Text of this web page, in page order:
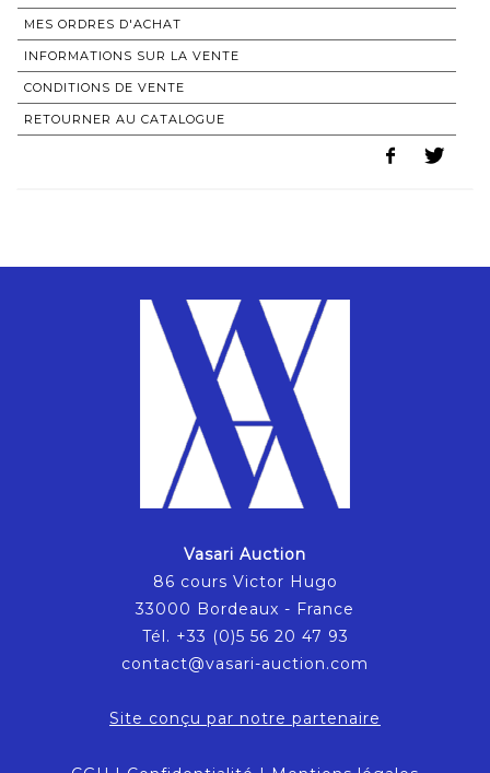
MES ORDRES D'ACHAT
INFORMATIONS SUR LA VENTE
CONDITIONS DE VENTE
RETOURNER AU CATALOGUE
Vasari Auction
86 cours Victor Hugo
33000 Bordeaux - France
Tél. +33 (0)5 56 20 47 93
contact@vasari-auction.com
Site conçu par notre partenaire